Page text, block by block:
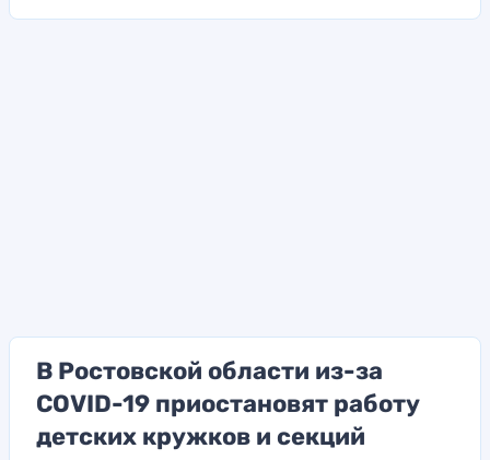
В Ростовской области из-за
COVID-19 приостановят работу
детских кружков и секций